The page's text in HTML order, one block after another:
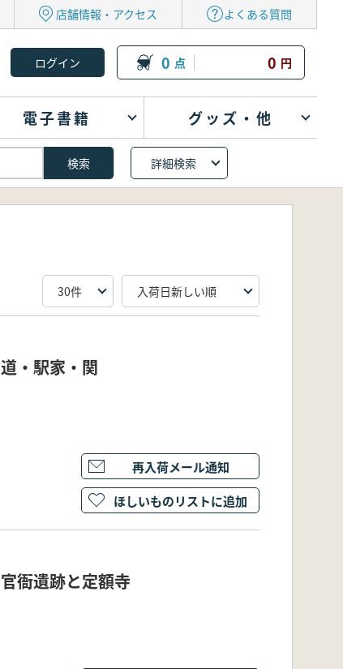
店舗情報・アクセス よくある質問
0 点 0 円
電子書籍 グッズ・他
詳細検索
・駅家・関
再入荷メール通知
ほしいものリストに追加
衙遺跡と定額寺